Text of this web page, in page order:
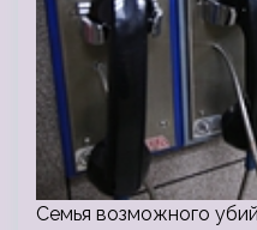
Семья возможного